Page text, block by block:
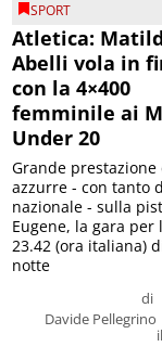
SPORT
Atletica:
Abelli vola in
con la 4×400
femminile ai
Under 20
di
Davide Pellegrino
Grande prestazione
azzurre - con tanto
nazionale - sulla
Eugene, la gara per
23.42 (ora italiana)
notte